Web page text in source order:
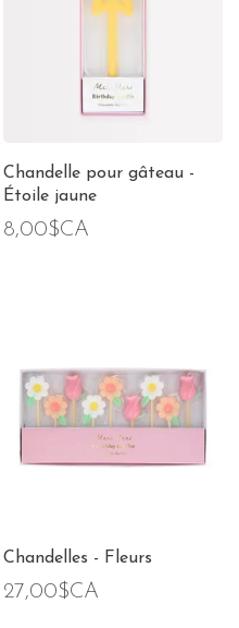
Chandelle pour gâteau -
Étoile jaune
8,00$CA
Chandelles - Fleurs
27,00$CA